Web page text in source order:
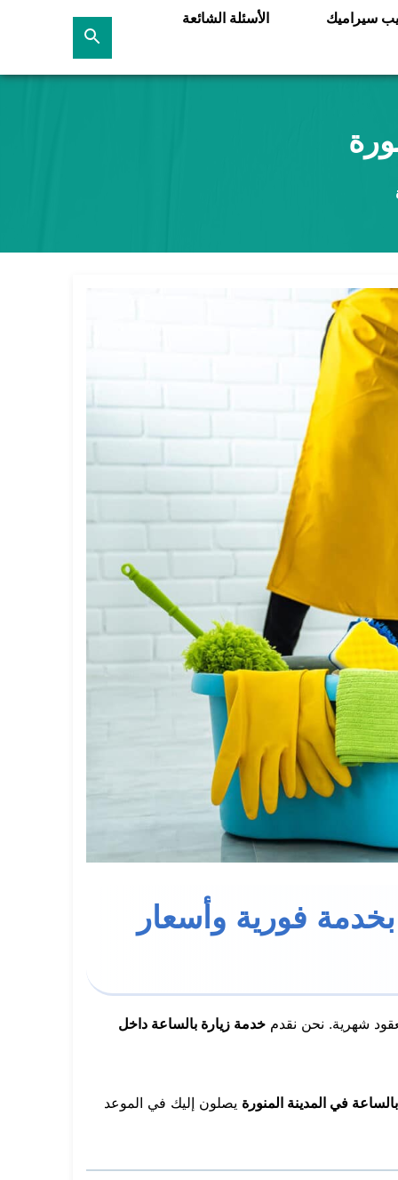
سيراميك الأسئلة الشائعة
بحث
فورية وأسعار
شهرية. نحن نقدم خدمة زيارة بالساعة داخل
في المدينة المنورة يصلون إليك في الموعد